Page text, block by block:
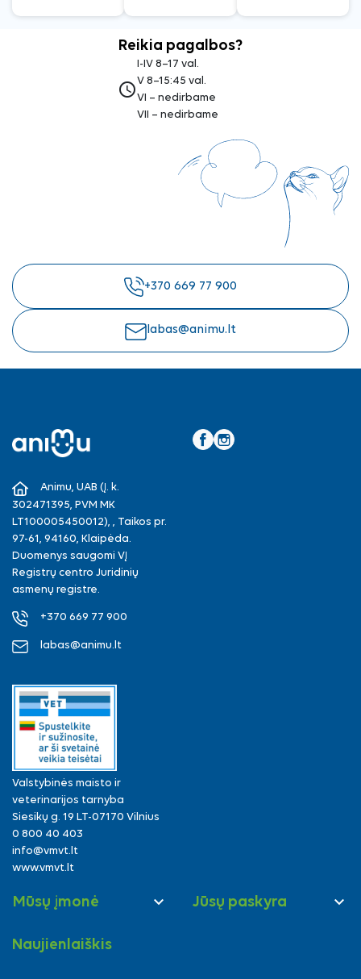
Reikia pagalbos?
access_time
I-IV 8–17 val.
V 8–15:45 val.
VI – nedirbame
VII – nedirbame
+370 669 77 900
labas@animu.lt
Animu, UAB (Į. k.
302471395, PVM MK
LT100005450012), , Taikos pr.
97-61, 94160, Klaipėda.
Duomenys saugomi VĮ
Registrų centro Juridinių
asmenų registre.
+370 669 77 900
labas@animu.lt
Valstybinės maisto ir
veterinarijos tarnyba
Siesikų g. 19 LT-07170 Vilnius
0 800 40 403
info@vmvt.lt
www.vmvt.lt
Mūsų įmonė  Jūsų paskyra 
Naujienlaiškis